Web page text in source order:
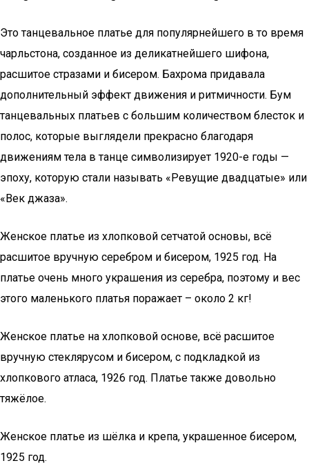
Это танцевальное платье для популярнейшего в то время
чарльстона, созданное из деликатнейшего шифона,
расшитое стразами и бисером. Бахрома придавала
дополнительный эффект движения и ритмичности. Бум
танцевальных платьев с большим количеством блесток и
полос, которые выглядели прекрасно благодаря
движениям тела в танце символизирует 1920-е годы —
эпоху, которую стали называть «Ревущие двадцатые» или
«Век джаза».
Женское платье из хлопковой сетчатой основы, всё
расшитое вручную серебром и бисером, 1925 год. На
платье очень много украшения из серебра, поэтому и вес
этого маленького платья поражает – около 2 кг!
Женское платье на хлопковой основе, всё расшитое
вручную стеклярусом и бисером, с подкладкой из
хлопкового атласа, 1926 год. Платье также довольно
тяжёлое.
Женское платье из шёлка и крепа, украшенное бисером,
1925 год.